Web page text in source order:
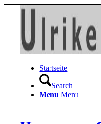
Startseite
Search
Menu Menu